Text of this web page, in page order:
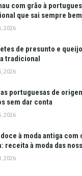
com grão à
que sai sempre bem
2026
de presunto e
tradicional
2026
portuguesas de
sem dar conta
2026
à moda antiga com
receita à moda das
2026